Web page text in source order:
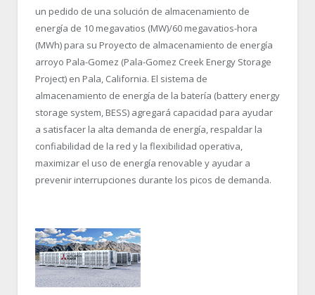
un pedido de una solución de almacenamiento de
energía de 10 megavatios (MW)/60 megavatios-hora
(MWh) para su Proyecto de almacenamiento de energía
arroyo Pala-Gomez (Pala-Gomez Creek Energy Storage
Project) en Pala, California. El sistema de
almacenamiento de energía de la batería (battery energy
storage system, BESS) agregará capacidad para ayudar
a satisfacer la alta demanda de energía, respaldar la
confiabilidad de la red y la flexibilidad operativa,
maximizar el uso de energía renovable y ayudar a
prevenir interrupciones durante los picos de demanda.